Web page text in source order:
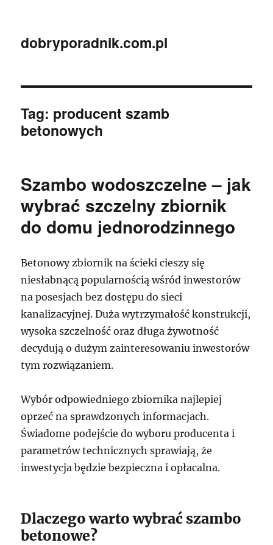
dobryporadnik.com.pl
Tag: producent szamb
betonowych
Szambo wodoszczelne – jak
wybrać szczelny zbiornik
do domu jednorodzinnego
Betonowy zbiornik na ścieki cieszy się
niesłabnącą popularnością wśród inwestorów
na posesjach bez dostępu do sieci
kanalizacyjnej. Duża wytrzymałość konstrukcji,
wysoka szczelność oraz długa żywotność
decydują o dużym zainteresowaniu inwestorów
tym rozwiązaniem.
Wybór odpowiedniego zbiornika najlepiej
oprzeć na sprawdzonych informacjach.
Świadome podejście do wyboru producenta i
parametrów technicznych sprawiają, że
inwestycja będzie bezpieczna i opłacalna.
Dlaczego warto wybrać szambo
betonowe?